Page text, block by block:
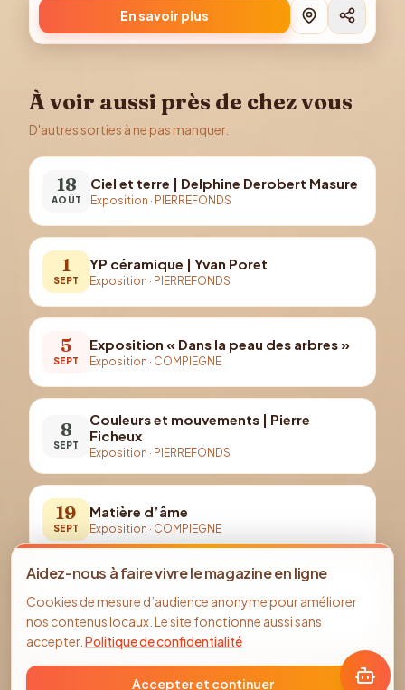
En savoir plus
À voir aussi près de chez vous
D'autres sorties à ne pas manquer.
18
AOÛT
Ciel et terre | Delphine Derobert Masure
Exposition · PIERREFONDS
1
SEPT
YP céramique | Yvan Poret
Exposition · PIERREFONDS
5
SEPT
Exposition « Dans la peau des arbres »
Exposition · COMPIEGNE
8
SEPT
Couleurs et mouvements | Pierre
Ficheux
Exposition · PIERREFONDS
19
SEPT
Matière d’âme
Exposition · COMPIEGNE
22
Couleurs et fantaisies | Véronique
Mismetti
Exposition· PIERREFONDS
Aidez-nous à faire vivre le magazine en ligne
Cookies de mesure d’audience anonyme pour améliorer
nos contenus locaux. Le site fonctionne aussi sans
accepter. Politique de confidentialité
Accepter et continuer